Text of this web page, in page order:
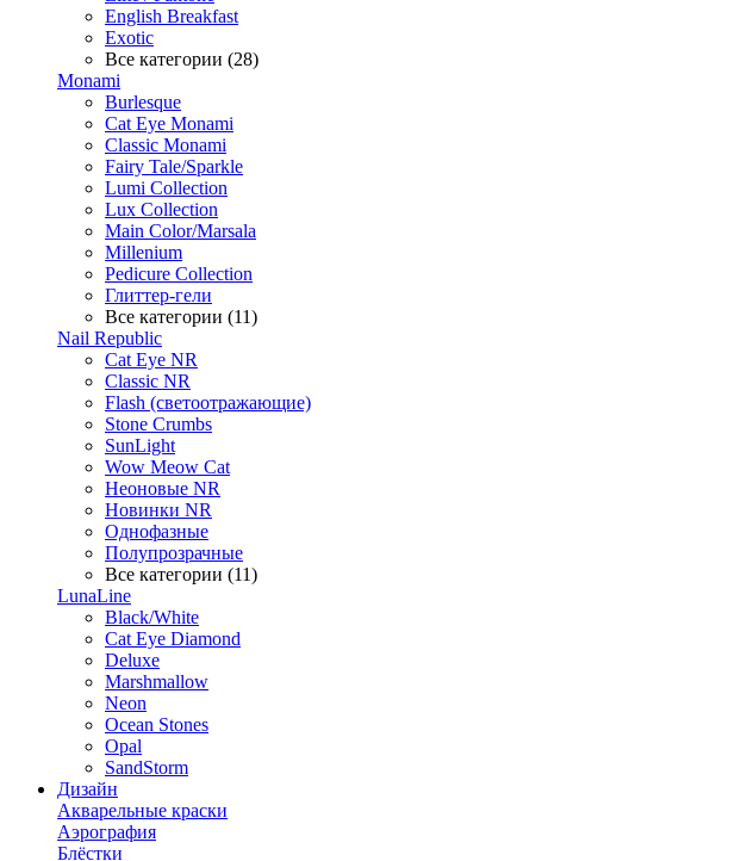
English Breakfast
Exotic
Все категории (28)
Monami
Burlesque
Cat Eye Monami
Classic Monami
Fairy Tale/Sparkle
Lumi Collection
Lux Collection
Main Color/Marsala
Millenium
Pedicure Collection
Глиттер-гели
Все категории (11)
Nail Republic
Cat Eye NR
Classic NR
Flash (светоотражающие)
Stone Crumbs
SunLight
Wow Meow Cat
Неоновые NR
Новинки NR
Однофазные
Полупрозрачные
Все категории (11)
LunaLine
Black/White
Cat Eye Diamond
Deluxe
Marshmallow
Neon
Ocean Stones
Opal
SandStorm
Дизайн
Акварельные краски
Аэрография
Блёстки